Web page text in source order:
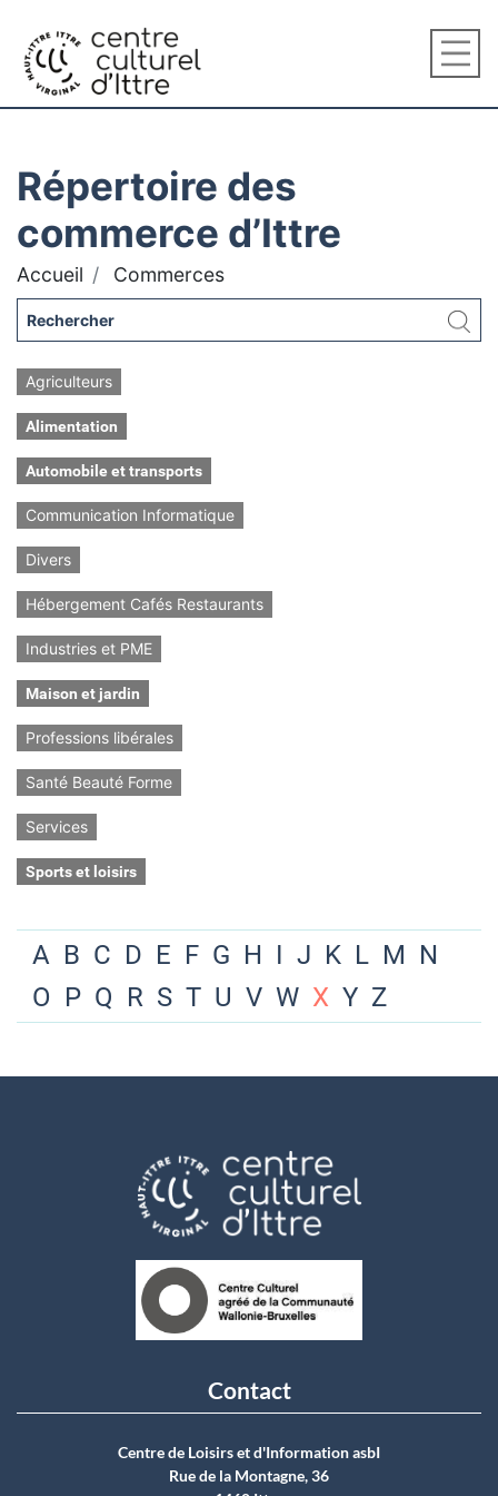
Répertoire des
commerce d’Ittre
Accueil Commerces
Agriculteurs
Alimentation
Automobile et transports
Communication Informatique
Divers
Hébergement Cafés Restaurants
Industries et PME
Maison et jardin
Professions libérales
Santé Beauté Forme
Services
Sports et loisirs
A B C D E F G H I J K L M N
O P Q R S T U V W X Y Z
Contact
Centre de Loisirs et d'Information asbI
Rue de la Montagne, 36